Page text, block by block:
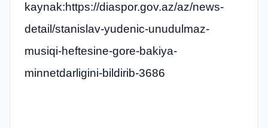
kaynak:https://diaspor.gov.az/az/news-
detail/stanislav-yudenic-unudulmaz-
musiqi-heftesine-gore-bakiya-
minnetdarligini-bildirib-3686